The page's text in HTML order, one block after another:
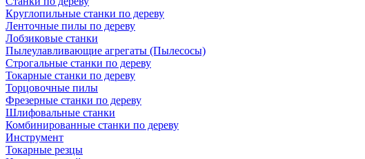
Круглопильные станки по дереву
Ленточные пилы по дереву
Лобзиковые станки
Пылеулавливающие агрегаты (Пылесосы)
Строгальные станки по дереву
Токарные станки по дереву
Торцовочные пилы
Фрезерные станки по дереву
Шлифовальные станки
Комбинированные станки по дереву
Инструмент
Токарные резцы